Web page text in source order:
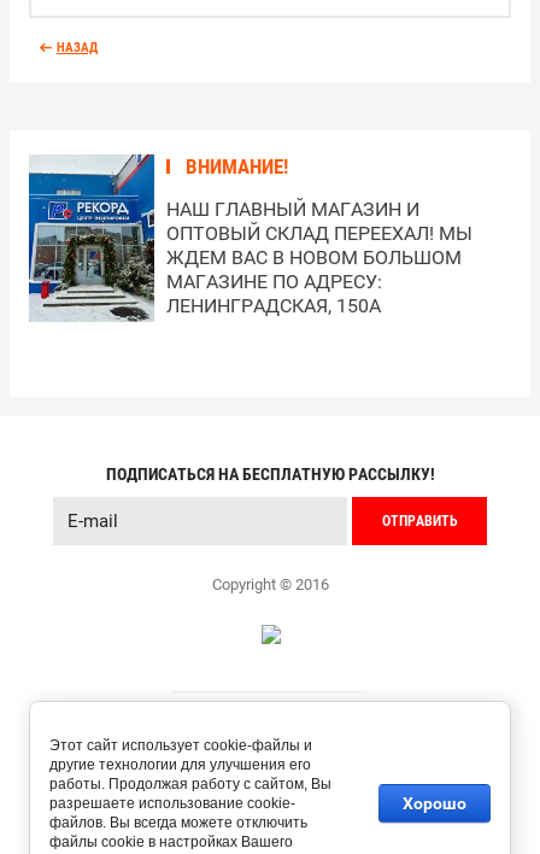
ВНИМАНИЕ!
НАШ ГЛАВНЫЙ МАГАЗИН И
ОПТОВЫЙ СКЛАД ПЕРЕЕХАЛ! МЫ
ЖДЕМ ВАС В НОВОМ БОЛЬШОМ
МАГАЗИНЕ ПО АДРЕСУ:
ЛЕНИНГРАДСКАЯ, 150А
НАЗАД
ПОДПИСАТЬСЯ НА БЕСПЛАТНУЮ РАССЫЛКУ!
ОТПРАВИТЬ
Copyright © 2016
Этот сайт использует cookie-файлы и
другие технологии для улучшения его
работы. Продолжая работу с сайтом, Вы
разрешаете использование cookie-
файлов. Вы всегда можете отключить
файлы cookie в настройках Вашего
Хорошо